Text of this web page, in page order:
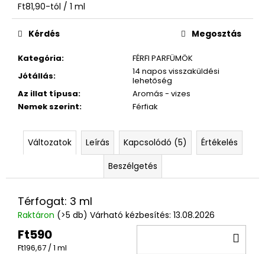
Egységár:
Ft81,90-tól / 1 ml
Kategória:
FÉRFI PARFÜMÖK
Jótállás:
14 napos visszaküldési
lehetőség
Az illat típusa:
Aromás - vizes
Nemek szerint: Férfiak
Kérdés Megosztás
Változatok Leírás Kapcsolódó (5)
Értékelés
Beszélgetés
Térfogat: 3 ml
Raktáron (>5 db) Várható kézbesítés: 13.08.2026
Ft590
Egységár:
Ft196,67 / 1 ml